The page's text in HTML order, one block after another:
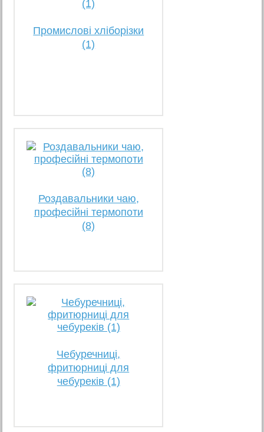
Промислові хліборізки
(1)
Роздавальники чаю,
професійні термопоти
(8)
Чебуречниці,
фритюрниці для
чебуреків (1)